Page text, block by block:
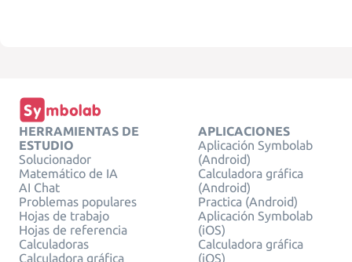
HERRAMIENTAS DE
ESTUDIO
Solucionador
Matemático de IA
AI Chat
Problemas populares
Hojas de trabajo
Hojas de referencia
Calculadoras
Calculadora gráfica
APLICACIONES
Aplicación Symbolab
(Android)
Calculadora gráfica
(Android)
Practica (Android)
Aplicación Symbolab
(iOS)
Calculadora gráfica
(iOS)